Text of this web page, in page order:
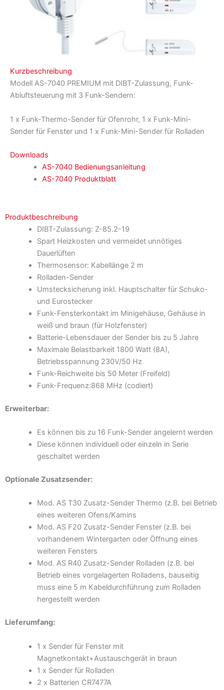
Kurzbeschreibung
Modell AS-7040 PREMIUM mit DIBT-Zulassung, Funk-
Abluftsteuerung mit 3 Funk-Sendern:
1 x Funk-Thermo-Sender für Ofenrohr, 1 x Funk-Mini-
Sender für Fenster und 1 x Funk-Mini-Sender für Rolladen
Downloads
AS-7040 Bedienungsanleitung
AS-7040 Produktblatt
Produktbeschreibung
DIBT-Zulassung: Z-85.2-19
Spart Heizkosten und vermeidet unnötiges
Dauerlüften
Thermosensor: Kabellänge 2 m
Rolladen-Sender
Umstecksicherung inkl. Hauptschalter für Schuko-
und Eurostecker
Funk-Fensterkontakt im Minigehäuse, Gehäuse in
weiß und braun (für Holzfenster)
Batterie-Lebensdauer der Sender bis zu 5 Jahre
Maximale Belastbarkeit 1800 Watt (8A),
Betriebsspannung 230V/50 Hz
Funk-Reichweite bis 50 Meter (Freifeld)
Funk-Frequenz:868 MHz (codiert)
Erweiterbar:
Es können bis zu 16 Funk-Sender angelernt werden
Diese können individuell oder einzeln in Serie
geschaltet werden
Optionale Zusatzsender:
Mod. AS T30 Zusatz-Sender Thermo (z.B. bei Betrieb
eines weiteren Ofens/Kamins
Mod. AS F20 Zusatz-Sender Fenster (z.B. bei
vorhandenem Wintergarten oder Öffnung eines
weiteren Fensters
Mod. AS R40 Zusatz-Sender Rolladen (z.B. bei
Betrieb eines vorgelagerten Rolladens, bauseitig
muss eine 5 m Kabeldurchführung zum Rolladen
hergestellt werden
Lieferumfang:
1 x Sender für Fenster mit
Magnetkontakt+Austauschgerät in braun
1 x Sender für Rolladen
2 x Batterien CR7477A